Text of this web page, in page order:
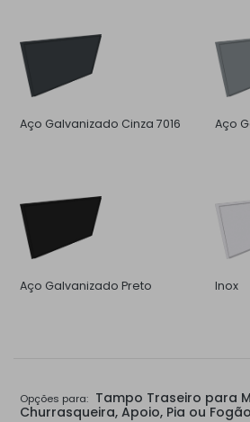
Aço Galvanizado Cinza 7016 Aço
Aço Galvanizado Preto Inox
Opções para: Tampo Traseiro para
Churrasqueira, Apoio, Pia ou